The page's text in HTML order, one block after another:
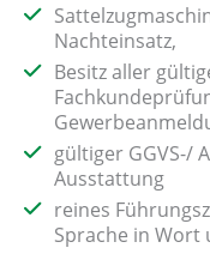
Nachteinsatz,
Besitz aller
gültiger GGVS-/
Ausstattung
reines
Sprache in Wort